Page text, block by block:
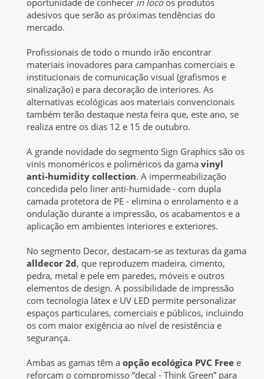
adesivos que serão as próximas tendências do
mercado.
Profissionais de todo o mundo irão encontrar
materiais inovadores para campanhas comerciais e
institucionais de comunicação visual (grafismos e
sinalização) e para decoração de interiores. As
alternativas ecológicas aos materiais convencionais
também terão destaque nesta feira que, este ano, se
realiza entre os dias 12 e 15 de outubro.
A grande novidade do segmento Sign Graphics são os
vinis monoméricos e poliméricos da gama vinyl
anti-humidity collection. A impermeabilização
concedida pelo liner anti-humidade - com dupla
camada protetora de PE - elimina o enrolamento e a
ondulação durante a impressão, os acabamentos e a
aplicação em ambientes interiores e exteriores.
No segmento Decor, destacam-se as texturas da gama
alldecor 2d, que reproduzem madeira, cimento,
pedra, metal e pele em paredes, móveis e outros
elementos de design. A possibilidade de impressão
com tecnologia látex e UV LED permite personalizar
espaços particulares, comerciais e públicos, incluindo
os com maior exigência ao nível de resistência e
segurança.
Ambas as gamas têm a opção ecológica PVC Free e
reforçam o compromisso “decal - Think Green” para